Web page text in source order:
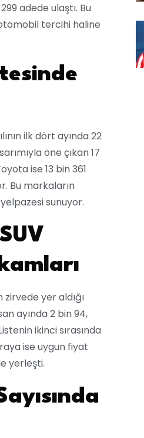
adede ulaştı. Bu
tercihi haline
ilk dört ayında 22
öne çıkan 17
ise 13 bin 361
Bu markaların
sunuyor.
yer aldığı
ayında 2 bin 94,
ikinci sırasında
ise uygun fiyat
yerleşti.